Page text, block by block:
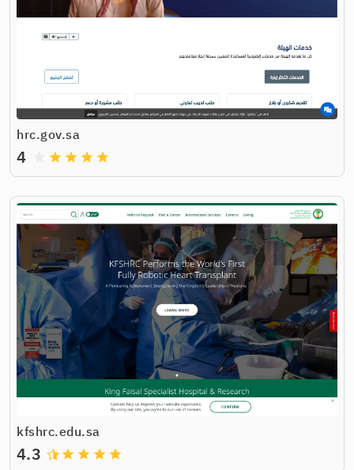
hrc.gov.sa
grade
grade
grade
grade
4
kfshrc.edu.sa
grade
grade
grade
grade
4.3